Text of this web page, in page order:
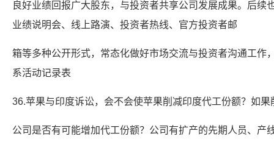
良好业绩回报广大股东，与投资者共享公司发展成果。后续
业绩说明会、线上路演、投资者热线、官方投资者邮
箱等多种公开形式，常态化做好市场交流与投资者沟通工作
系活动记录表
36.苹果与印度诉讼，会不会使苹果削减印度代工份额？如果
公司是否有可能增加代工份额？公司有扩产的先期人员、产